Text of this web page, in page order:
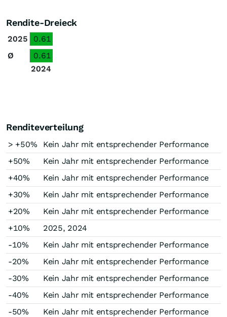
Rendite-Dreieck
2025
0.61
Ø
0.61
2024
Renditeverteilung
> +50%
Kein Jahr mit entsprechender Performance
+50%
Kein Jahr mit entsprechender Performance
+40%
Kein Jahr mit entsprechender Performance
+30%
Kein Jahr mit entsprechender Performance
+20%
Kein Jahr mit entsprechender Performance
+10%
2025, 2024
-10%
Kein Jahr mit entsprechender Performance
-20%
Kein Jahr mit entsprechender Performance
-30%
Kein Jahr mit entsprechender Performance
-40%
Kein Jahr mit entsprechender Performance
-50%
Kein Jahr mit entsprechender Performance